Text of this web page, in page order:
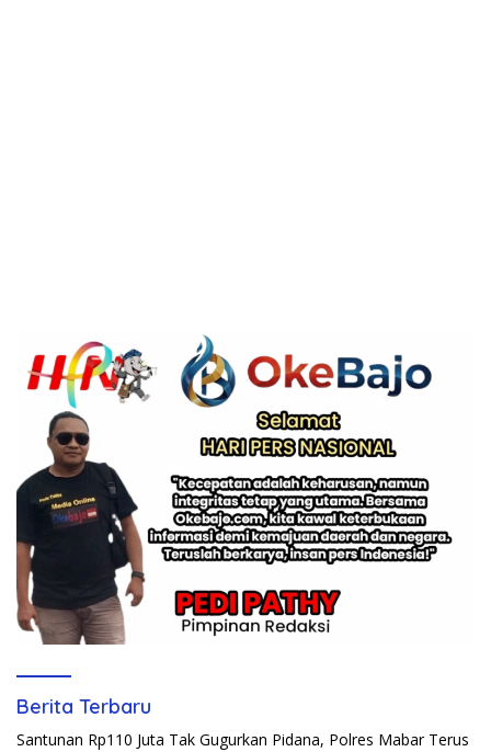
Berita Terbaru
Santunan Rp110 Juta Tak Gugurkan Pidana, Polres Mabar Terus